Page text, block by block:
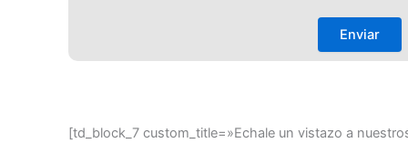
[td_block_7 custom_title=»Echale un vistazo a